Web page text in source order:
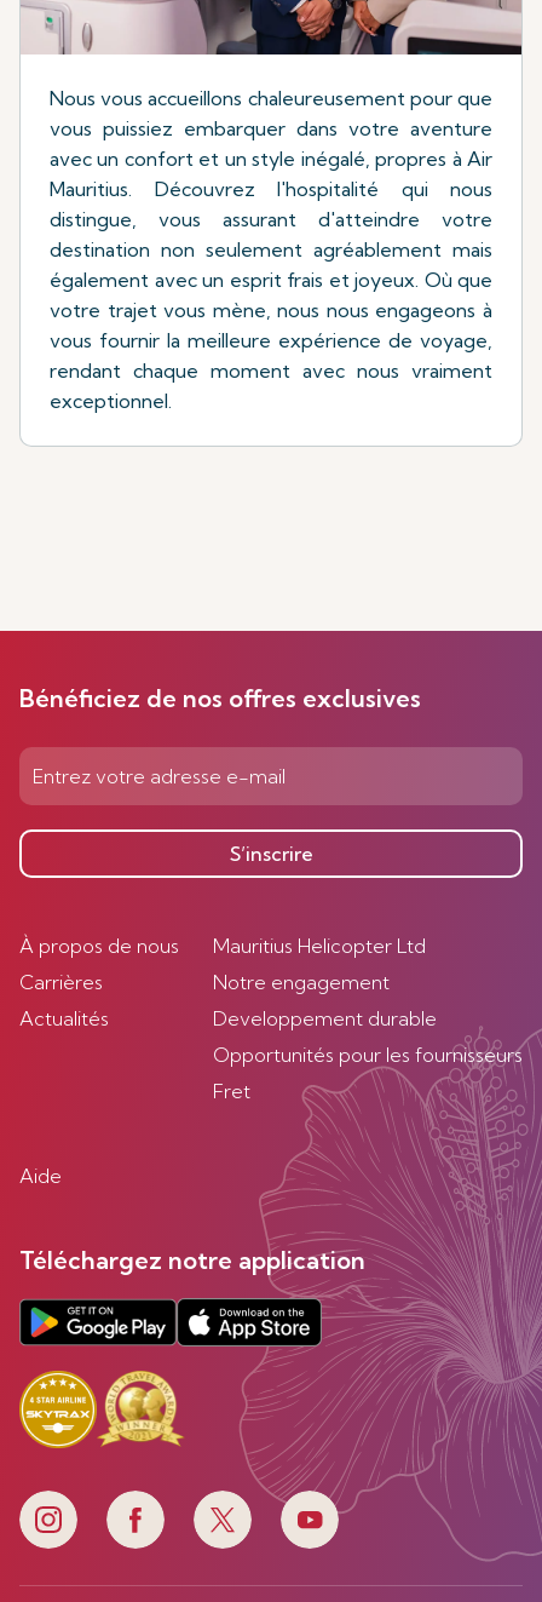
Nous vous accueillons chaleureusement pour que
vous puissiez embarquer dans votre aventure
avec un confort et un style inégalé, propres à Air
Mauritius. Découvrez l'hospitalité qui nous
distingue, vous assurant d'atteindre votre
destination non seulement agréablement mais
également avec un esprit frais et joyeux. Où que
votre trajet vous mène, nous nous engageons à
vous fournir la meilleure expérience de voyage,
rendant chaque moment avec nous vraiment
exceptionnel.
Bénéficiez de nos offres exclusives
S’inscrire
À propos de nous
Carrières
Actualités
Mauritius Helicopter Ltd
Notre engagement
Developpement durable
Opportunités pour les fournisseurs
Fret
Aide
Téléchargez notre application